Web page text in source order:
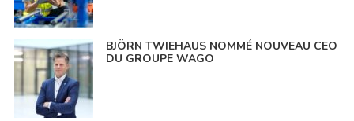
BJÖRN TWIEHAUS NOMMÉ NOUVEAU CEO
DU GROUPE WAGO